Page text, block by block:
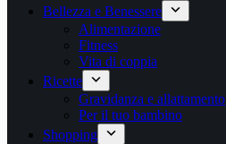
Bellezza e Benessere
Alimentazione
Fitness
Vita di coppia
Ricette
Gravidanza e allattamento
Per il tuo bambino
Shopping